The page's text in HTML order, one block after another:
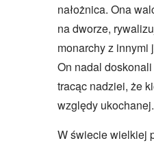
nałożnica. Ona
na dworze,
monarchy z innymi
On nadal
tracąc nadziei, że
względy ukochanej.
W świecie wielkiej